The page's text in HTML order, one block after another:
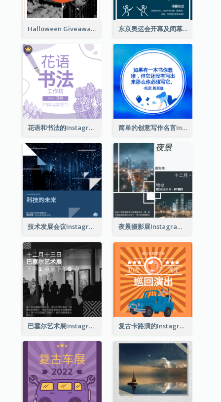
Halloween Giveaway Instagram Post 东京奥运会开幕及闭幕式Instagram帖子
花语和书法的Instagram帖子 简单的创意写作名言Instagram帖子
技术发展会议Instagram帖子 夜景摄影展Instagram贴子
巴塞尔艺术展Instagram帖子 复古卡路演的Instagram帖子